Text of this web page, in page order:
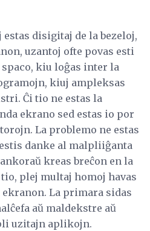
disigitaj de la bezeloj,
uzantoj ofte povas esti
kiu loĝas inter la
kiuj ampleksas
Ĉi tio ne estas la
ekrano sed estas io por
La problemo ne estas
danke al malpliiĝanta
kreas breĉon en la
plej multaj homoj havas
La primara sidas
aŭ maldekstre aŭ
uzitajn aplikojn.